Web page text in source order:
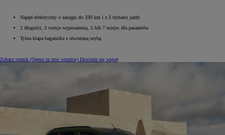
Napęd elektryczny o zasięgu do 330 km i z 3 trybami jazdy
2 długości, 3 wersje wyposażenia, 5 lub 7 miejsc dla pasażerów
Tylna klapa bagażnika z otwieraną szybą
Zobacz cennik (Opens in new window) Dowiedz się więcej